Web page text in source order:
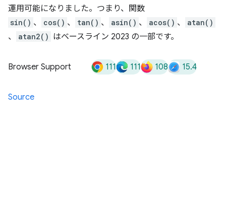
運用可能になりました。つまり、関数
sin() 、 cos() 、 tan() 、 asin() 、 acos() 、 atan()
、 atan2() はベースライン 2023 の一部です。
Browser Support 111 111 108 15.4
Source